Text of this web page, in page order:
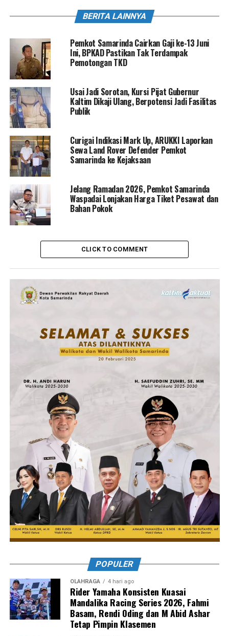
BERITA LAINNYA
Pemkot Samarinda Cairkan Gaji ke-13 Juni
Ini, BPKAD Pastikan Tak Terdampak
Pemotongan TKD
Usai Jadi Sorotan, Kursi Pijat Gubernur
Kaltim Dikaji Ulang, Berpotensi Jadi Fasilitas
Publik
Curigai Indikasi Mark Up, ARUKKI Laporkan
Sewa Land Rover Defender Pemkot
Samarinda ke Kejaksaan
Jelang Ramadan 2026, Pemkot Samarinda
Waspadai Lonjakan Harga Tiket Pesawat dan
Bahan Pokok
CLICK TO COMMENT
POPULER
OLAHRAGA 4 hari ago
Rider Yamaha Konsisten Kuasai
Mandalika Racing Series 2026, Fahmi
Basam, Rendi Oding dan M Abid Ashar
Tetap Pimpin Klasemen